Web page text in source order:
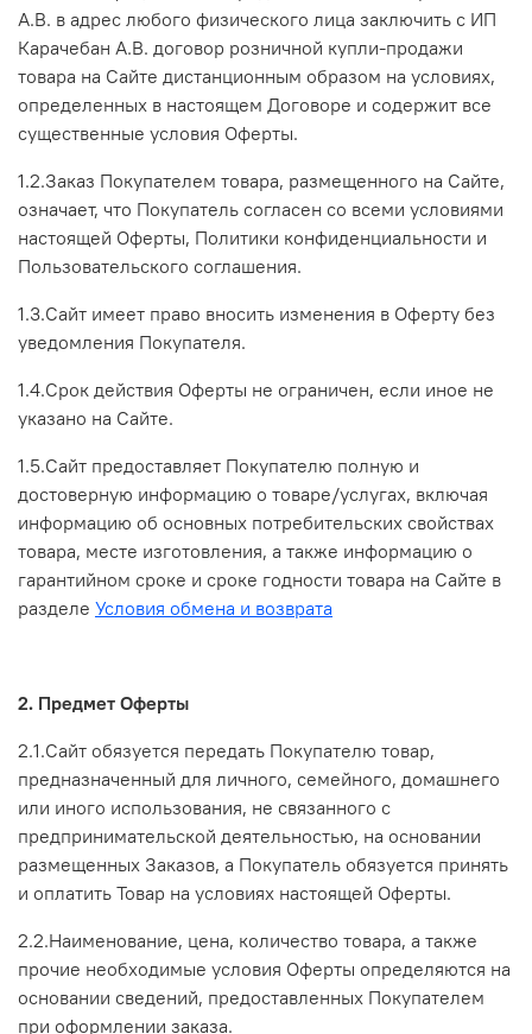
А.В. в адрес любого физического лица заключить с ИП
Карачебан А.В. договор розничной купли-продажи
товара на Сайте дистанционным образом на условиях,
определенных в настоящем Договоре и содержит все
существенные условия Оферты.
1.2.Заказ Покупателем товара, размещенного на Сайте,
означает, что Покупатель согласен со всеми условиями
настоящей Оферты, Политики конфиденциальности и
Пользовательского соглашения.
1.3.Сайт имеет право вносить изменения в Оферту без
уведомления Покупателя.
1.4.Срок действия Оферты не ограничен, если иное не
указано на Сайте.
1.5.Сайт предоставляет Покупателю полную и
достоверную информацию о товаре/услугах, включая
информацию об основных потребительских свойствах
товара, месте изготовления, а также информацию о
гарантийном сроке и сроке годности товара на Сайте в
разделе Условия обмена и возврата
2. Предмет Оферты
2.1.Сайт обязуется передать Покупателю товар,
предназначенный для личного, семейного, домашнего
или иного использования, не связанного с
предпринимательской деятельностью, на основании
размещенных Заказов, а Покупатель обязуется принять
и оплатить Товар на условиях настоящей Оферты.
2.2.Наименование, цена, количество товара, а также
прочие необходимые условия Оферты определяются на
основании сведений, предоставленных Покупателем
при оформлении заказа.